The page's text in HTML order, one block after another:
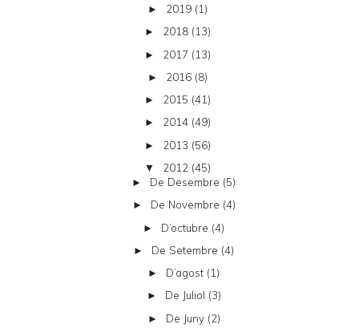
► 2019 (1)
► 2018 (13)
► 2017 (13)
► 2016 (8)
► 2015 (41)
► 2014 (49)
► 2013 (56)
▼ 2012 (45)
► De Desembre (5)
► De Novembre (4)
► D’octubre (4)
► De Setembre (4)
► D’agost (1)
► De Juliol (3)
► De Juny (2)